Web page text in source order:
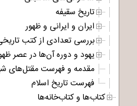
تاریخ سقیفه
ایران و ایرانی و ظهور
بررسی تعدادی از کتب
یهود و دوره آن‌ها در عصر
مقدمه و فهرست مقتل‌های
فهرست تاریخ اسلام
کتاب‌ها و کتاب‌خانه‌ها